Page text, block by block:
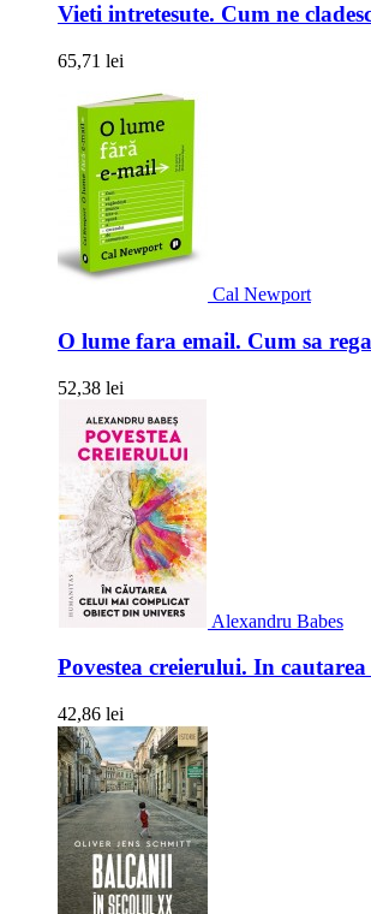
Vieti intretesute. Cum ne
65,71 lei
Cal Newport
O lume fara email. Cum sa
52,38 lei
Alexandru Babes
Povestea creierului. In cautarea
42,86 lei